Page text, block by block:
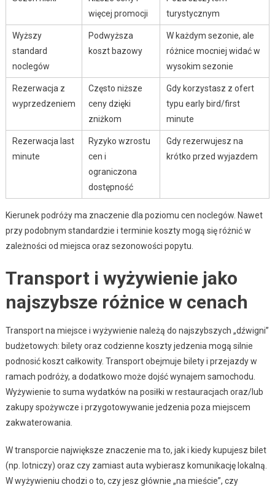
więcej promocji
turystycznym
Wyższy
standard
noclegów
Podwyższa
koszt bazowy
W każdym sezonie, ale
różnice mocniej widać w
wysokim sezonie
Rezerwacja z
wyprzedzeniem
Często niższe
ceny dzięki
zniżkom
Gdy korzystasz z ofert
typu early bird/first
minute
Rezerwacja last
minute
Ryzyko wzrostu
cen i
ograniczona
dostępność
Gdy rezerwujesz na
krótko przed wyjazdem
Kierunek podróży ma znaczenie dla poziomu cen noclegów. Nawet
przy podobnym standardzie i terminie koszty mogą się różnić w
zależności od miejsca oraz sezonowości popytu.
Transport i wyżywienie jako
najszybsze różnice w cenach
Transport na miejsce i wyżywienie należą do najszybszych „dźwigni”
budżetowych: bilety oraz codzienne koszty jedzenia mogą silnie
podnosić koszt całkowity. Transport obejmuje bilety i przejazdy w
ramach podróży, a dodatkowo może dojść wynajem samochodu.
Wyżywienie to suma wydatków na posiłki w restauracjach oraz/lub
zakupy spożywcze i przygotowywanie jedzenia poza miejscem
zakwaterowania.
W transporcie największe znaczenie ma to, jak i kiedy kupujesz bilet
(np. lotniczy) oraz czy zamiast auta wybierasz komunikację lokalną.
W wyżywieniu chodzi o to, czy jesz głównie „na mieście”, czy